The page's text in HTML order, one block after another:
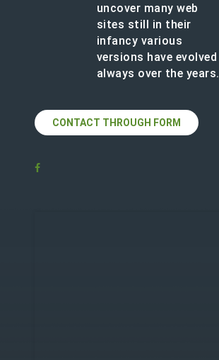
uncover many web
sites still in their
infancy various
versions have evolved
always over the years.
CONTACT THROUGH FORM